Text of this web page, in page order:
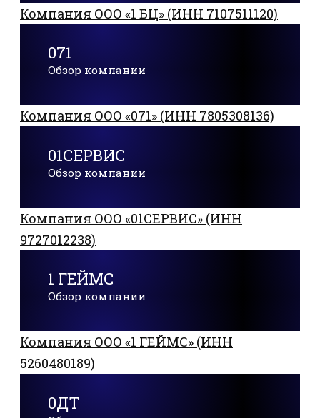
Компания ООО «1 БЦ» (ИНН 7107511120)
071
Обзор компании
Компания ООО «071» (ИНН 7805308136)
01СЕРВИС
Обзор компании
Компания ООО «01СЕРВИС» (ИНН
9727012238)
1 ГЕЙМС
Обзор компании
Компания ООО «1 ГЕЙМС» (ИНН
5260480189)
0ДТ